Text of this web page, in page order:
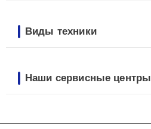
Виды техники
Наши сервисные центры